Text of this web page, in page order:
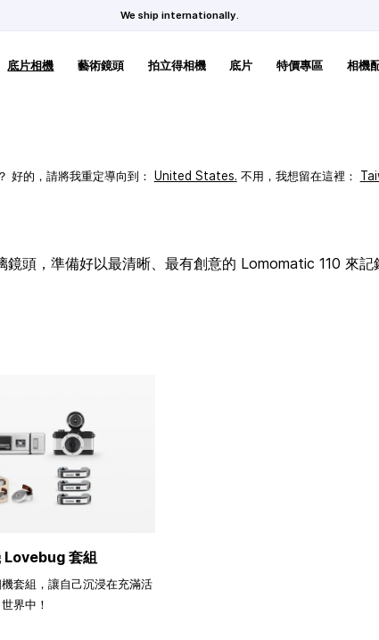
We ship internationally.
底片相機 藝術鏡頭 拍立得相機 底片 特價專區 相機
好的，請將我重定導向到： United States. 不用，我想留在這裡：
頭，準備好以最清晰、最有創意的 Lomomatic 110 來記
Lovebug 套組
套組，讓自己沉浸在充滿活
界中！